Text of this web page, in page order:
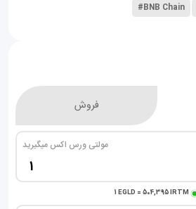
#BNB Chain
فروش
مولتی ورس اکس میگیرید
1 EGLD = 504,395IRTM